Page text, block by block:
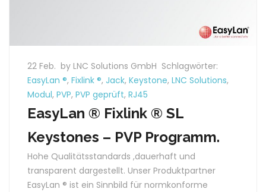
22 Feb. by LNC Solutions GmbH Schlagwörter:
EasyLan ®, Fixlink ®, Jack, Keystone, LNC Solutions,
Modul, PVP, PVP geprüft, RJ45
EasyLan ® Fixlink ® SL
Keystones – PVP Programm.
Hohe Qualitätsstandards ,dauerhaft und
transparent dargestellt. Unser Produktpartner
EasyLan ® ist ein Sinnbild für normkonforme